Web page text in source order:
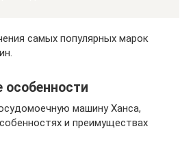
самых популярных марок
машину Ханса,
и преимуществах